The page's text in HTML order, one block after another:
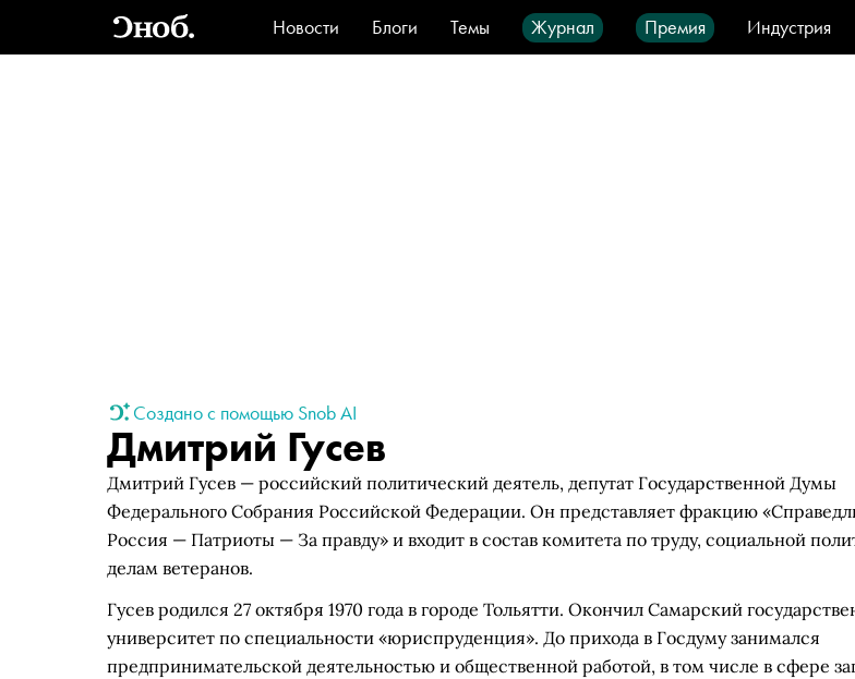
Новости Блоги Темы Журнал Премия
Индустрия
Стиль
Видео Город IT-продукты
Создано с помощью Snob AI
Дмитрий Гусев
Дмитрий Гусев — российский политический деятель, депутат Государственной Думы
Федерального Собрания Российской Федерации. Он представляет фракцию
Россия — Патриоты — За правду» и входит в состав комитета по труду, социальной
делам ветеранов.
Гусев родился 27 октября 1970 года в городе Тольятти. Окончил Самарский
университет по специальности «юриспруденция». До прихода в Госдуму занимался
предпринимательской деятельностью и общественной работой, в том числе в сфере